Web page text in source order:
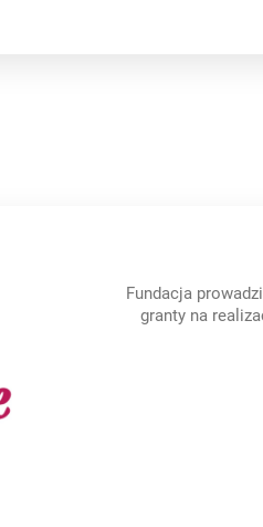
Fundacja
granty na